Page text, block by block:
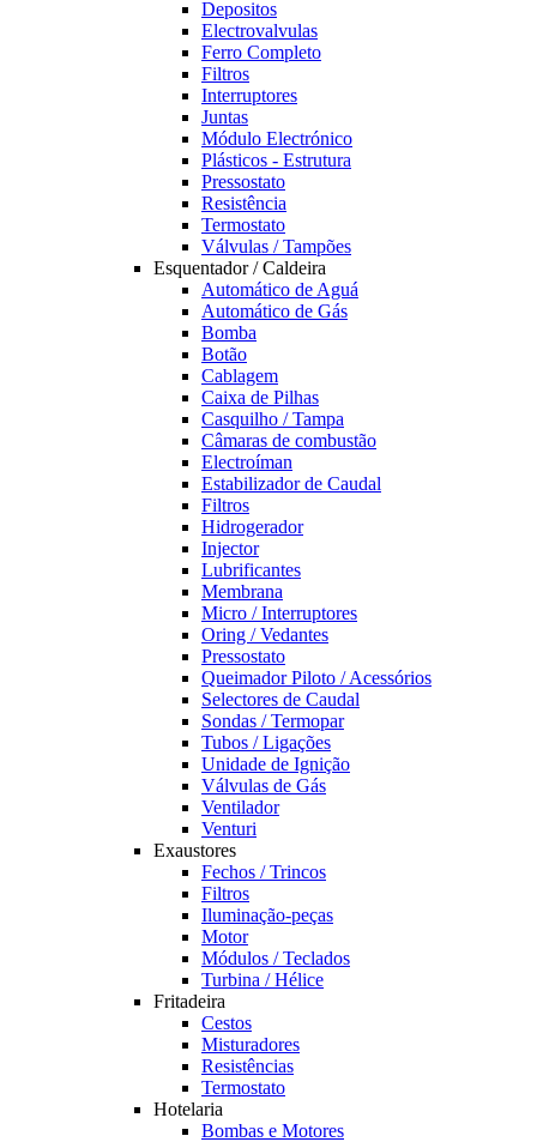
Depositos
Electrovalvulas
Ferro Completo
Filtros
Interruptores
Juntas
Módulo Electrónico
Plásticos - Estrutura
Pressostato
Resistência
Termostato
Válvulas / Tampões
Esquentador / Caldeira
Automático de Aguá
Automático de Gás
Bomba
Botão
Cablagem
Caixa de Pilhas
Casquilho / Tampa
Câmaras de combustão
Electroíman
Estabilizador de Caudal
Filtros
Hidrogerador
Injector
Lubrificantes
Membrana
Micro / Interruptores
Oring / Vedantes
Pressostato
Queimador Piloto / Acessórios
Selectores de Caudal
Sondas / Termopar
Tubos / Ligações
Unidade de Ignição
Válvulas de Gás
Ventilador
Venturi
Exaustores
Fechos / Trincos
Filtros
Iluminação-peças
Motor
Módulos / Teclados
Turbina / Hélice
Fritadeira
Cestos
Misturadores
Resistências
Termostato
Hotelaria
Bombas e Motores